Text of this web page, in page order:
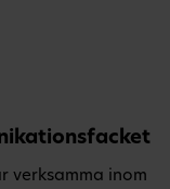
verksamma inom